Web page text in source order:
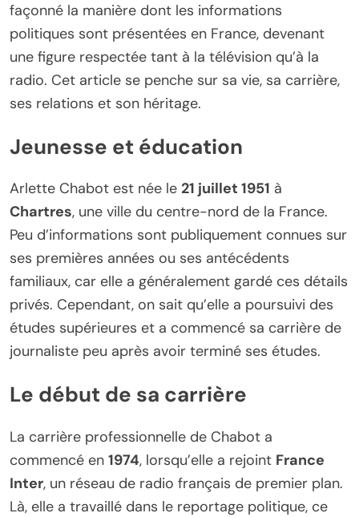
façonné la manière dont les informations
politiques sont présentées en France, devenant
une figure respectée tant à la télévision qu’à la
radio. Cet article se penche sur sa vie, sa carrière,
ses relations et son héritage.
Jeunesse et éducation
Arlette Chabot est née le 21 juillet 1951 à
Chartres, une ville du centre-nord de la France.
Peu d’informations sont publiquement connues sur
ses premières années ou ses antécédents
familiaux, car elle a généralement gardé ces détails
privés. Cependant, on sait qu’elle a poursuivi des
études supérieures et a commencé sa carrière de
journaliste peu après avoir terminé ses études.
Le début de sa carrière
La carrière professionnelle de Chabot a
commencé en 1974, lorsqu’elle a rejoint France
Inter, un réseau de radio français de premier plan.
Là, elle a travaillé dans le reportage politique, ce